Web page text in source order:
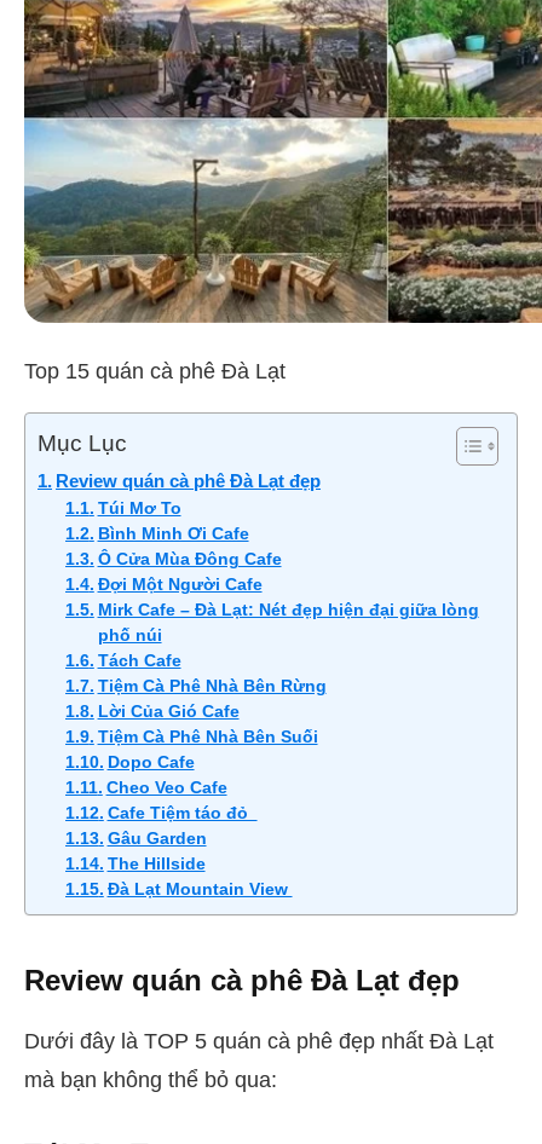
Top 15 quán cà phê Đà Lạt
Mục Lục
Review quán cà phê Đà Lạt đẹp
Túi Mơ To
Bình Minh Ơi Cafe
Ô Cửa Mùa Đông Cafe
Đợi Một Người Cafe
Mirk Cafe – Đà Lạt: Nét đẹp hiện đại giữa lòng
phố núi
Tách Cafe
Tiệm Cà Phê Nhà Bên Rừng
Lời Của Gió Cafe
Tiệm Cà Phê Nhà Bên Suối
Dopo Cafe
Cheo Veo Cafe
Cafe Tiệm táo đỏ
Gâu Garden
The Hillside
Đà Lạt Mountain View
Review quán cà phê Đà Lạt đẹp
Dưới đây là TOP 5 quán cà phê đẹp nhất Đà Lạt
mà bạn không thể bỏ qua: